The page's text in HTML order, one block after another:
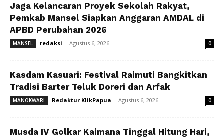
Jaga Kelancaran Proyek Sekolah Rakyat,
Pemkab Mansel Siapkan Anggaran AMDAL di
APBD Perubahan 2026
MANSEL redaksi - Agustus 6, 2026 0
Kasdam Kasuari: Festival Raimuti Bangkitkan
Tradisi Barter Teluk Doreri dan Arfak
MANOKWARI Redaktur KlikPapua - Agustus 6, 2026 0
Musda IV Golkar Kaimana Tinggal Hitung Hari,